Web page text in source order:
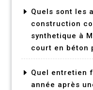
Quels sont les
construction
synthetique à
court en béton
Quel entretien
année après